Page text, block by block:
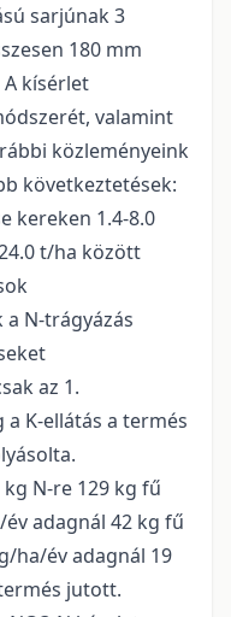
sarjúnak 3
180 mm
kísérlet
valamint
közleményeink
következtetések:
kereken 1.4-8.0
t/ha között
N-trágyázás
az 1.
K-ellátás a termés
N-re 129 kg fű
adagnál 42 kg fű
ha/év adagnál 19
jutott.